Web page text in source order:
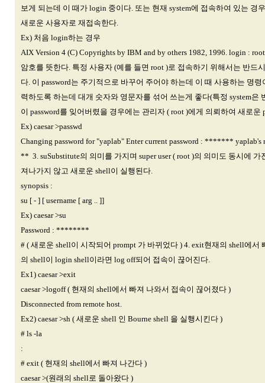
보게 되는데 이 때가 login 중이다. 또는 현재 system에 접속하여 있는
새로운 사용자로 재접속한다.
Ex) 처음 login하는 경우
AIX Version 4 (C) Copyrights by IBM and by others 1982, 1996. login :
암호를 뜻한다. 특정 사용자 (예를 들면 root )로 접속하기 위해서는 반드
다. 이 password는 주기적으로 바꾸어 주어야 하는데 이 때 사용하는 명
력하도록 하는데 대개 숫자와 영문자를 섞어 쓰는게 좋다(특정 system
이 password를 잊어버렸을 경우에는 관리자 ( root )에게 의뢰하여 새로운
Ex) caesar >passwd
Changing password for "yaplab" Enter current password : *******
** 3. suSubstitute의 의미를 가지며 super user ( root )의 의미도 동시에
져나가지 않고 새로운 shell이 실행된다.
synopsis :
su [ - ] [ username [ arg .. ]]
Ex) caesar >su
Password : ********
# ( 새로운 shell이 시작되어 prompt 가 바뀌었다 ) 4. exit현재의 shell에
의 shell이 login shell이라면 log off되어 접속이 끊어진다.
Ex1) caesar >exit
caesar >logoff ( 현재의 shell에서 빠져 나와서 접속이 끊어졌다 )
Disconnected from remote host.
Ex2) caesar >sh ( 새로운 shell 인 Bourne shell 을 실행시킨다 )
# ls -la
:
# exit ( 현재의 shell에서 빠져 나간다 )
caesar >(원래의 shell로 돌아왔다 )